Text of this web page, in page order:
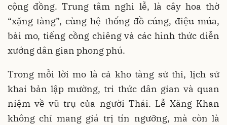
cộng đồng. Trung tâm nghi lễ, là cây hoa thờ
“xặng tàng”, cùng hệ thống đồ cúng, điệu múa,
bài mo, tiếng cồng chiêng và các hình thức diễn
xướng dân gian phong phú.
Trong mỗi lời mo là cả kho tàng sử thi, lịch sử
khai bản lập mường, tri thức dân gian và quan
niệm về vũ trụ của người Thái. Lễ Xăng Khan
không chỉ mang giá trị tín ngưỡng, mà còn là